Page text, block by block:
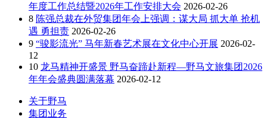
年度工作总结暨2026年工作安排大会 2026-02-26
8 陈强总裁在外贸集团年会上强调：谋大局 抓大单 抢机
遇 勇担责 2026-02-26
9 “骏影流光” 马年新春艺术展在文化中心开展 2026-02-
12
10 龙马精神开盛景 野马奋蹄赴新程—野马文旅集团2026
年年会盛典圆满落幕 2026-02-12
关于野马
集团业务